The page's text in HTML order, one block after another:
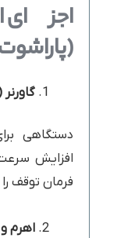
دستگاهی
افزایش
فرمان توقف
اهرم